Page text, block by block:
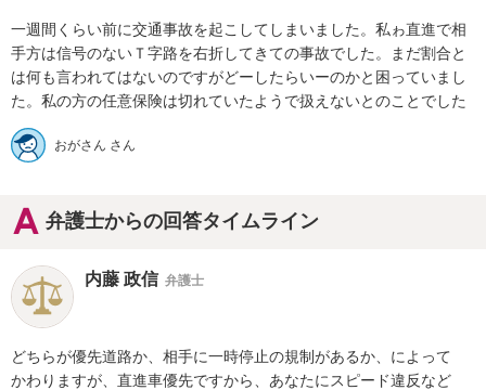
一週間くらい前に交通事故を起こしてしまいました。私ゎ直進で相
手方は信号のないＴ字路を右折してきての事故でした。まだ割合と
は何も言われてはないのですがどーしたらいーのかと困っていまし
た。私の方の任意保険は切れていたようで扱えないとのことでした
おがさん さん
弁護士からの回答タイムライン
内藤 政信 弁護士
どちらが優先道路か、相手に一時停止の規制があるか、によって
かわりますが、直進車優先ですから、あなたにスピード違反など